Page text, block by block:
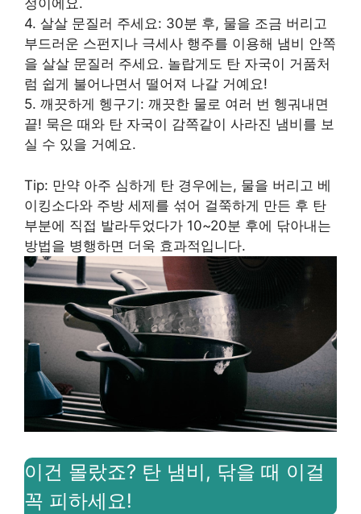
정이에요.
4. 살살 문질러 주세요: 30분 후, 물을 조금 버리고
부드러운 스펀지나 극세사 행주를 이용해 냄비 안쪽
을 살살 문질러 주세요. 놀랍게도 탄 자국이 거품처
럼 쉽게 불어나면서 떨어져 나갈 거예요!
5. 깨끗하게 헹구기: 깨끗한 물로 여러 번 헹궈내면
끝! 묵은 때와 탄 자국이 감쪽같이 사라진 냄비를 보
실 수 있을 거예요.
Tip: 만약 아주 심하게 탄 경우에는, 물을 버리고 베
이킹소다와 주방 세제를 섞어 걸쭉하게 만든 후 탄
부분에 직접 발라두었다가 10~20분 후에 닦아내는
방법을 병행하면 더욱 효과적입니다.
이건 몰랐죠? 탄 냄비, 닦을 때 이걸
꼭 피하세요!